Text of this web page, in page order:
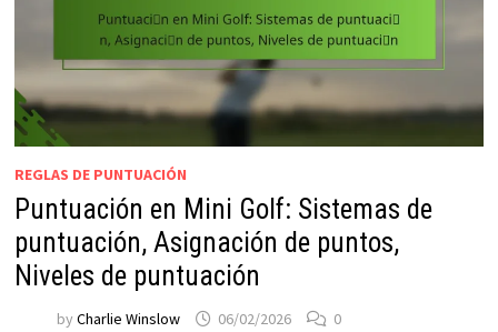
REGLAS DE PUNTUACIÓN
Puntuación en Mini Golf: Sistemas de
puntuación, Asignación de puntos,
Niveles de puntuación
by Charlie Winslow 06/02/2026 0